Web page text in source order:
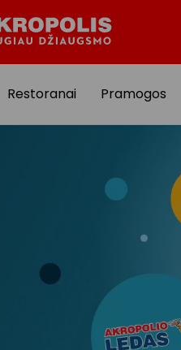
Restoranai Pramogos